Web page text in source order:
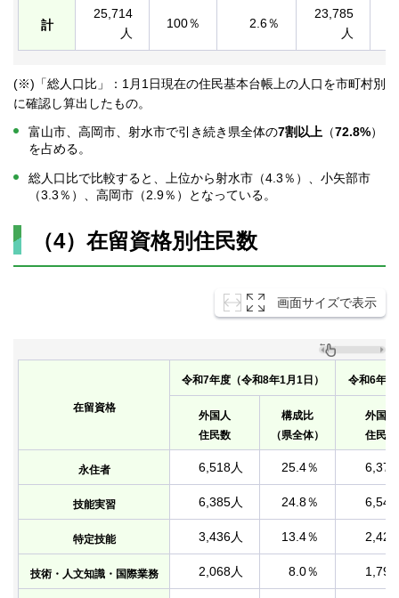
計
25,714
人
100％ 2.6％
23,785
人
(※)「総人口比」：1月1日現在の住民基本台帳上の人口を市町村別
に確認し算出したもの。
富山市、高岡市、射水市で引き続き県全体の7割以上 （72.8%）
を占める。
総人口比で比較すると、上位から射水市（4.3％）、小矢部市
（3.3％）、高岡市（2.9％）となっている。
（4）在留資格別住民数
画面サイズで表示
在留資格
令和7年度（令和8年1月1日） 令和6年
外国人
住民数
構成比
（県全体）
外国人
住民数
永住者 6,518人 25.4％
技能実習 6,385人 24.8％
特定技能 3,436人 13.4％
技術・人文知識・国際業務 2,068人 8.0％